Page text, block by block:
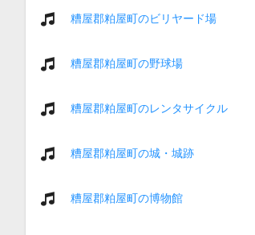
糟屋郡粕屋町のビリヤード場
糟屋郡粕屋町の野球場
糟屋郡粕屋町のレンタサイクル
糟屋郡粕屋町の城・城跡
糟屋郡粕屋町の博物館